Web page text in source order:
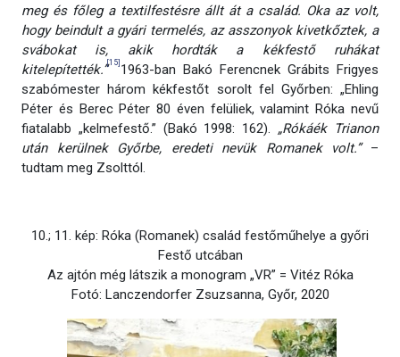
meg és főleg a textilfestésre állt át a család. Oka az volt,
hogy beindult a gyári termelés, az asszonyok kivetkőztek, a
svábokat is, akik hordták a kékfestő ruhákat
kitelepítették.”[15] 1963-ban Bakó Ferencnek Grábits Frigyes
szabómester három kékfestőt sorolt fel Győrben: „Ehling
Péter és Berec Péter 80 éven felüliek, valamint Róka nevű
fiatalabb „kelmefestő.” (Bakó 1998: 162). „Rókáék Trianon
után kerülnek Győrbe, eredeti nevük Romanek volt.” –
tudtam meg Zsolttól.
10.; 11. kép: Róka (Romanek) család festőműhelye a győri
Festő utcában
Az ajtón még látszik a monogram „VR” = Vitéz Róka
Fotó: Lanczendorfer Zsuzsanna, Győr, 2020